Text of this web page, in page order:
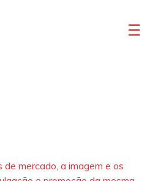
☰
mercado, a imagem e os